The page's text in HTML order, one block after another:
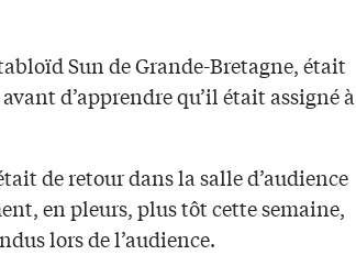
Sun de Grande-Bretagne, était
d’apprendre qu’il était assigné à
de retour dans la salle d’audience
en pleurs, plus tôt cette semaine,
lors de l’audience.